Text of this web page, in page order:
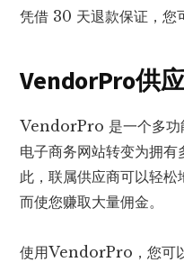
凭借 30 天退款保证，您
VendorPro供
VendorPro 是一个多功
电子商务网站转变为拥
此，联属供应商可以轻
而使您赚取大量佣金。
使用VendorPro，您可